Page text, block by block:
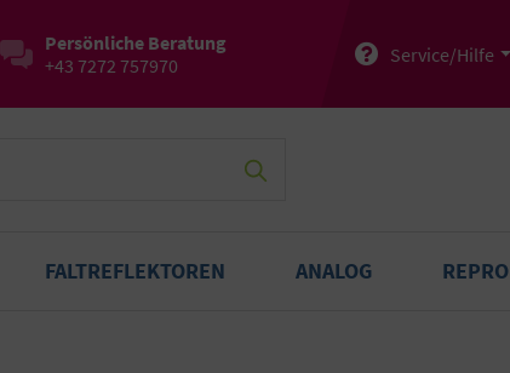
Persönliche Beratung
+43 7272 757970
Service/Hilfe
FALTREFLEKTOREN ANALOG REPRO